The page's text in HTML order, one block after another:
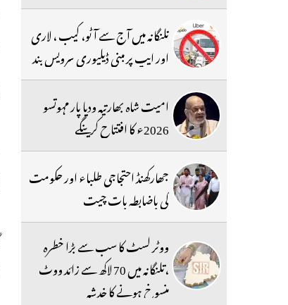
تلنگانہ میں آج سے آٹو، کیب ، لاری
اور ایپ پر مبنی ڈیلیوری سرویس بند
امیت شاہ بھارتیہ ودیا پار مہوتسو
2026ء کا افتتاح کرینگے
جھارکھنڈ احتجاجی طلباء اور حکومت
کی باضابطہ بات چیت
ووٹر لسٹ کا سب سے بڑا خطرہ
،تلنگانہ میں 70 لاکھ سے زائد ووٹ
منسوخ ہونے کا خدشہ